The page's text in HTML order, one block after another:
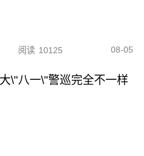
阅读 10125 08-05
\"八一\"警巡完全不一样